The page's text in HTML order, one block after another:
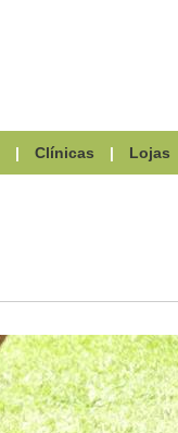
| Clínicas | Lojas